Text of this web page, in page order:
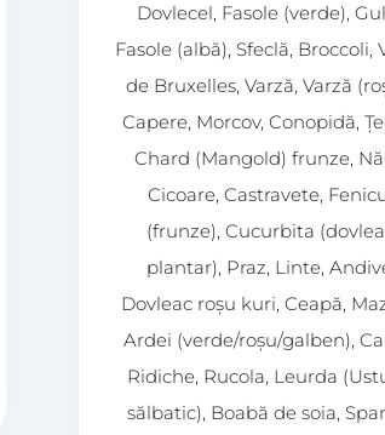
Dovlecel, Fasole (verde),
Fasole (albă), Sfeclă, Broccoli,
de Bruxelles, Varză, Varză
Capere, Morcov, Conopidă,
Chard (Mangold) frunze,
Cicoare, Castravete,
(frunze), Cucurbita
plantar), Praz, Linte,
Dovleac roșu kuri, Ceapă,
Ardei (verde/roșu/galben),
Ridiche, Rucola, Leurda
sălbatic), Boabă de soia,